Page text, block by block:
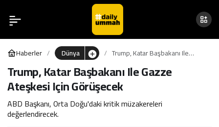
Haberler Dünya
Trump, Katar Başbakanı Ile
Gazze Ateşkesi Için Görüşecek
Trump, Katar Başbakanı Ile Gazze
Ateşkesi Için Görüşecek
ABD Başkanı, Orta Doğu'daki kritik müzakereleri
değerlendirecek.
Trump, Katar Başbakanı Ile
Gazze Ateşkesi Için
Görüşecek
0